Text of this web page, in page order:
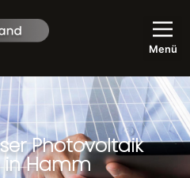
Photovoltaik
in Hamm